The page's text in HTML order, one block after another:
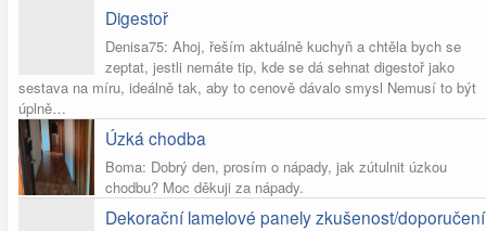
Digestoř
Denisa75: Ahoj, řeším aktuálně kuchyň a chtěla bych se
zeptat, jestli nemáte tip, kde se dá sehnat digestoř jako
sestava na míru, ideálně tak, aby to cenově dávalo smysl Nemusí to být
úplně…
Úzká chodba
Boma: Dobrý den, prosím o nápady, jak zútulnit úzkou
chodbu? Moc děkuji za nápady.
Dekorační lamelové panely zkušenost/doporučení